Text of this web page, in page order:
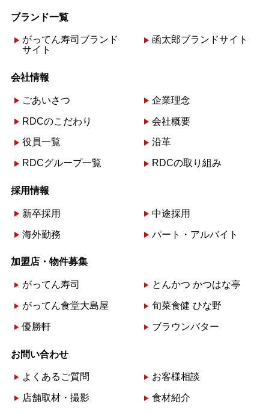
ブランド一覧
がってん寿司ブランド
サイト
函太郎ブランドサイト
会社情報
ごあいさつ 企業理念
RDCのこだわり 会社概要
役員一覧 沿革
RDCグループ一覧 RDCの取り組み
採用情報
新卒採用 中途採用
海外勤務 パート・アルバイト
加盟店・物件募集
がってん寿司 とんかつ かつはな亭
がってん食堂大島屋 旬菜食健 ひな野
優勝軒 ブラウンバター
お問い合わせ
よくあるご質問 お客様相談
店舗取材・撮影 食材紹介